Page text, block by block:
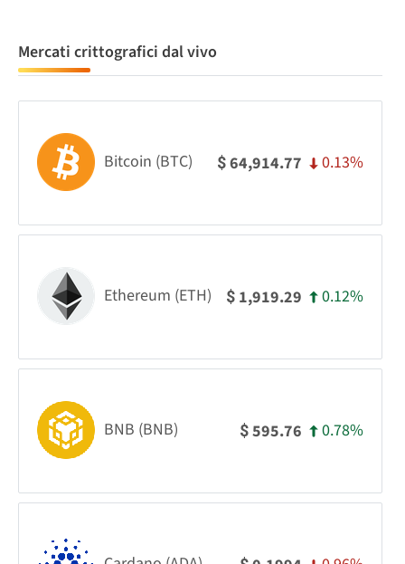
Mercati crittografici dal vivo
Bitcoin (BTC) $64,914.77 0.13%
Ethereum (ETH) $ 1,919.29 0.12%
BNB (BNB) $595.76 0.78%